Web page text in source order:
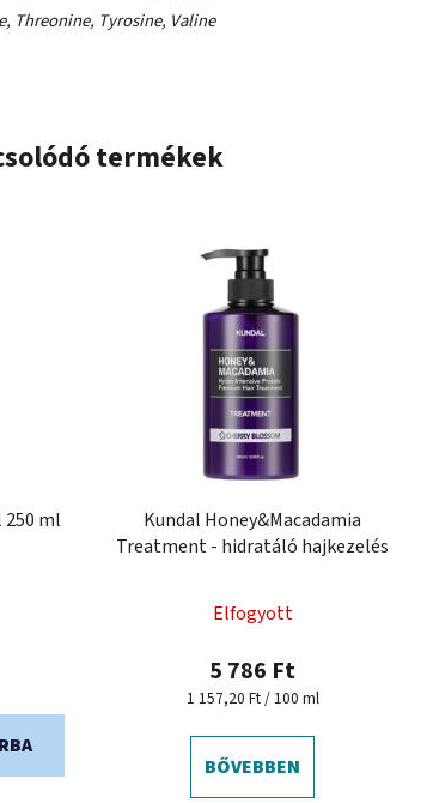
Threonine, Tyrosine, Valine
termékek
ml
Kundal Honey&Macadamia
Treatment - hidratáló hajkezelés
Elfogyott
5 786 Ft
Egységár:
1 157,20 Ft / 100 ml
BŐVEBBEN